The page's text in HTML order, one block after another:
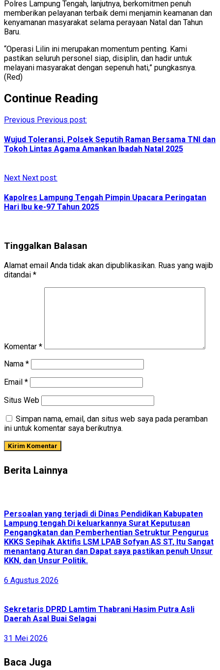
Polres Lampung Tengah, lanjutnya, berkomitmen penuh
memberikan pelayanan terbaik demi menjamin keamanan dan
kenyamanan masyarakat selama perayaan Natal dan Tahun
Baru.
“Operasi Lilin ini merupakan momentum penting. Kami
pastikan seluruh personel siap, disiplin, dan hadir untuk
melayani masyarakat dengan sepenuh hati,” pungkasnya.
(Red)
Continue Reading
Previous Previous post:
Wujud Toleransi, Polsek Seputih Raman Bersama TNI dan
Tokoh Lintas Agama Amankan Ibadah Natal 2025
Next Next post:
Kapolres Lampung Tengah Pimpin Upacara Peringatan
Hari Ibu ke-97 Tahun 2025
Tinggalkan Balasan
Alamat email Anda tidak akan dipublikasikan. Ruas yang wajib
ditandai *
Komentar *
Nama *
Email *
Situs Web
Simpan nama, email, dan situs web saya pada peramban
ini untuk komentar saya berikutnya.
Berita Lainnya
Persoalan yang terjadi di Dinas Pendidikan Kabupaten
Lampung tengah Di keluarkannya Surat Keputusan
Pengangkatan dan Pemberhentian Setruktur Pengurus
KKKS Sepihak Aktifis LSM LPAB Sofyan AS ST, Itu Sangat
menantang Aturan dan Dapat saya pastikan penuh Unsur
KKN, dan Unsur Politik.
6 Agustus 2026
Sekretaris DPRD Lamtim Thabrani Hasim Putra Asli
Daerah Asal Buai Selagai
31 Mei 2026
Baca Juga